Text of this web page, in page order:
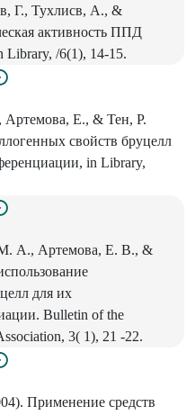
Г., Тухлисв, А., &
активность ППД
Library, /6(1), 14-15.
Е., & Тен, Р.
свойств бруцелл
in Library,
А., Артемова, Е. В., &
для их
Bulletin of the
3( 1), 21 -22.
Применение средств